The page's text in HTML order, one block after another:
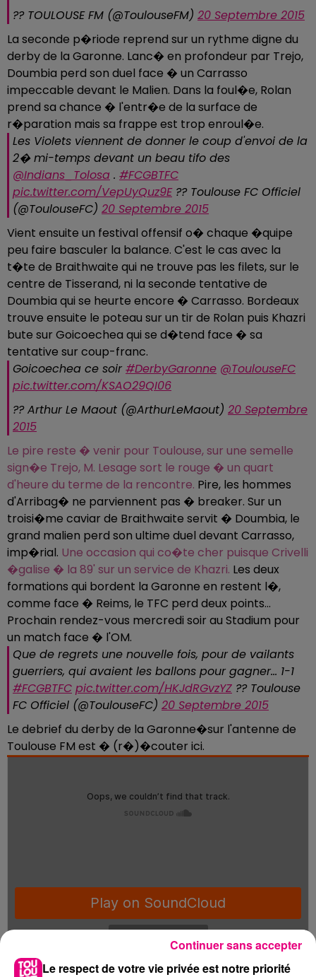
?? TOULOUSE FM (@ToulouseFM) 20 Septembre 2015
La seconde p�riode reprend sur un rythme digne du
derby de la Garonne. Lanc� en profondeur par Trejo,
Doumbia perd son duel face � un Carrasso
impeccable devant le Malien. Dans la foul�e, Rolan
prend sa chance � l'entr�e de la surface de
r�paration mais sa frappe est trop enroul�e.
Les Violets viennent de donner le coup d'envoi de la
2� mi-temps devant un beau tifo des
@Indians_Tolosa . #FCGBTFC
pic.twitter.com/VepUyQuz9E?? Toulouse FC Officiel
(@ToulouseFC) 20 Septembre 2015
Vient ensuite un festival offensif o� chaque �quipe
peu faire basculer la balance. C'est le cas avec la
t�te de Braithwaite qui ne trouve pas les filets, sur le
centre de Tisserand, ni la seconde tentative de
Doumbia qui se heurte encore � Carrasso. Bordeaux
trouve ensuite le poteau sur un tir de Rolan puis Khazri
bute sur Goicoechea qui se d�tend face � sa
tentative sur coup-franc.
Goicoechea ce soir #DerbyGaronne @ToulouseFC
pic.twitter.com/KSAO29QI06
?? Arthur Le Maout (@ArthurLeMaout) 20 Septembre
2015
Le pire reste � venir pour Toulouse, sur une semelle
sign�e Trejo, M. Lesage sort le rouge � un quart
d'heure du terme de la rencontre. Pire, les hommes
d'Arribag� ne parviennent pas � breaker. Sur un
troisi�me caviar de Braithwaite servit � Doumbia, le
grand malien perd son ultime duel devant Carrasso,
imp�rial. Une occasion qui co�te cher puisque Crivelli
�galise � la 89' sur un service de Khazri. Les deux
formations qui bordent la Garonne en restent l�,
comme face � Reims, le TFC perd deux points...
Prochain rendez-vous mercredi soir au Stadium pour
un match face � l'OM.
Que de regrets une nouvelle fois, pour de vailants
guerriers, qui avaient les ballons pour gagner... 1-1
#FCGBTFC pic.twitter.com/HKJdRGvzYZ ?? Toulouse
FC Officiel (@ToulouseFC) 20 Septembre 2015
Le debrief du derby de la Garonne�sur l'antenne de
Toulouse FM est � (r�)�couter ici.
Le respect de votre vie privée est notre priorité
Continuer sans accepter